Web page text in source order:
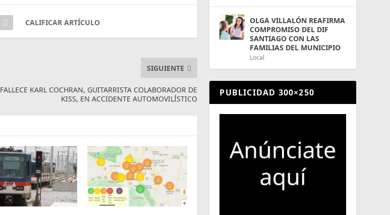
CALIFICAR ARTÍCULO
SIGUIENTE
FALLECE KARL COCHRAN, GUITARRISTA COLABORADOR DE
KISS, EN ACCIDENTE AUTOMOVILÍSTICO
OLGA VILLALÓN REAFIRMA
COMPROMISO DEL DIF
SANTIAGO CON LAS
FAMILIAS DEL MUNICIPIO
Local
PUBLICIDAD 300×250